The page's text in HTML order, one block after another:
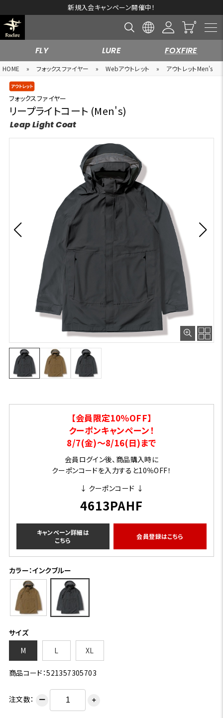
新規入会キャンペーン開催中！
FLY LURE FOXFIRE
HOME » フォックスファイヤー » Webアウトレット » アウトレットMen's
フォックスファイヤー
リープライトコート (Men's)
Leap Light Coat
【会員限定10％OFF】
クーポンキャンペーン！
8/7(金)～8/16(日)まで
会員ログイン後、商品購入時に
クーポンコードを入力すると10％OFF！
↓ クーポンコード ↓
4613PAHF
キャンペーン詳細は
こちら
会員登録はこちら
カラー：インクブルー
サイズ
M
L XL
商品コード：521357305703
注文数： ー ＋